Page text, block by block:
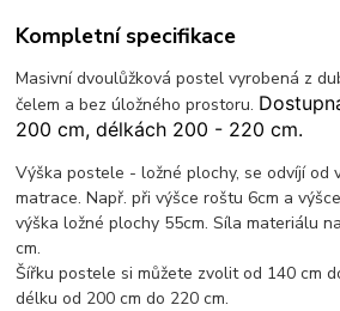
Kompletní specifikace
Masivní dvoulůžková postel vyrobená z
čelem a bez úložného prostoru.
200 cm, délkách 200 - 220 cm.
Výška postele - ložné plochy, se odvíjí od
matrace. Např. při výšce roštu 6cm a
výška ložné plochy 55cm. Síla materiálu
cm.
Šířku postele si můžete zvolit od 140 cm
délku od 200 cm do 220 cm.